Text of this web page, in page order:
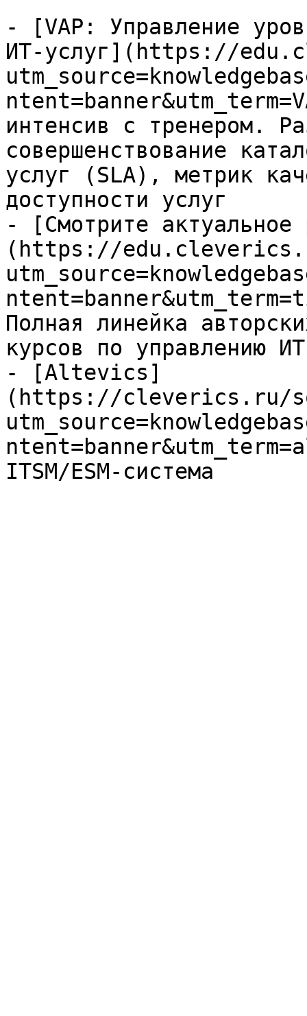
- [VAP: Управление
ИТ-услуг](https://
интенсив с тренером.
совершенствование
услуг (SLA), метрик
доступности услуг
- [Смотрите актуальное
(https://
Полная линейка
курсов по управлению ИТ
- [Altevics]
(https://cleverics.ru/
ITSM/ESM-система